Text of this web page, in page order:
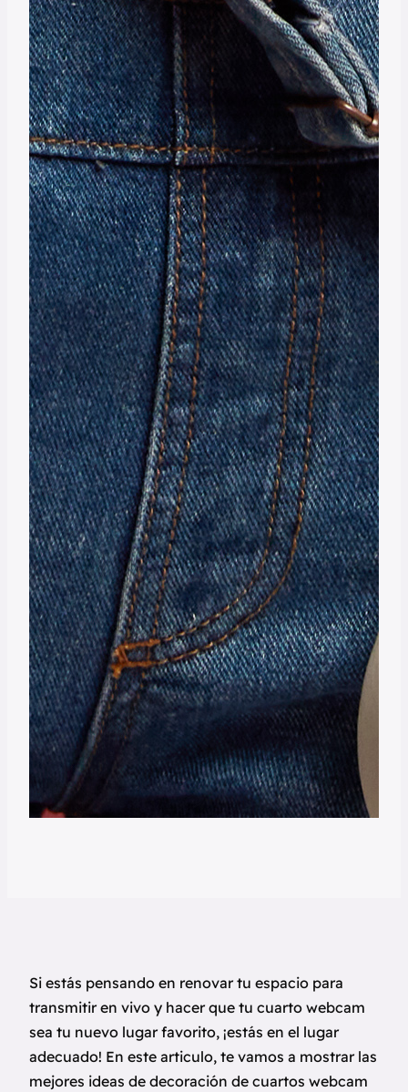
Si estás pensando en renovar tu espacio para
transmitir en vivo y hacer que tu cuarto webcam
sea tu nuevo lugar favorito, ¡estás en el lugar
adecuado! En este articulo, te vamos a mostrar las
mejores ideas de decoración de cuartos webcam